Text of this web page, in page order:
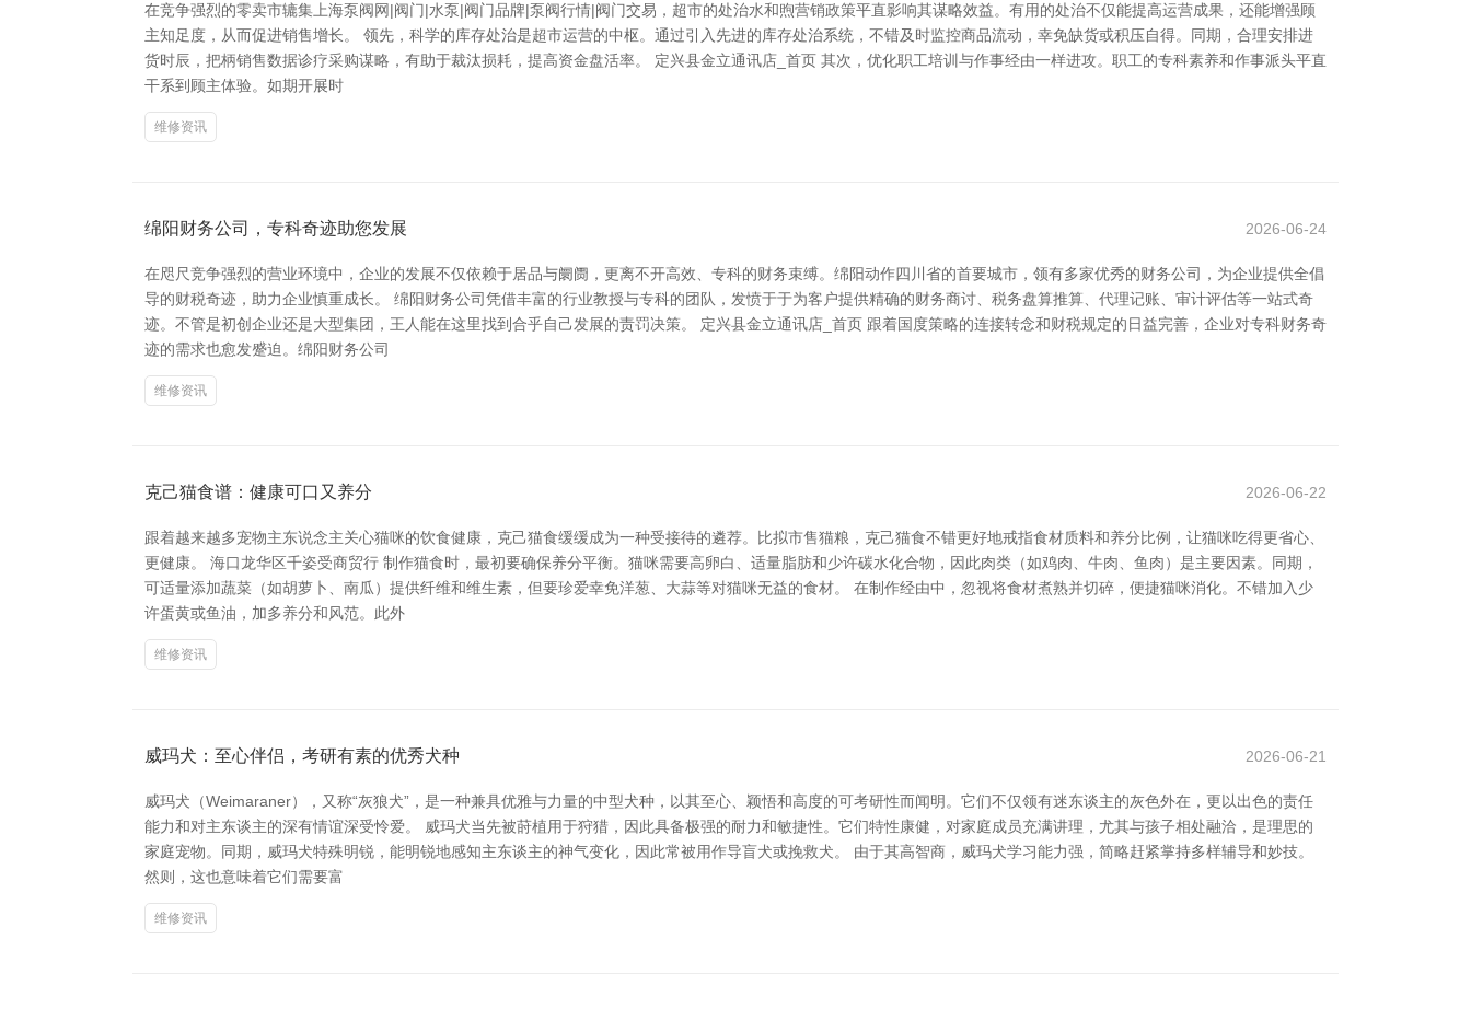
在竞争强烈的零卖市辘集上海泵阀网|阀门|水泵|阀门品牌|泵阀行情|阀门交易，超市的处治水和煦营销政策平直影响其谋略效益。有用的处治不仅能提高运营成果，还能增强顾
主知足度，从而促进销售增长。 领先，科学的库存处治是超市运营的中枢。通过引入先进的库存处治系统，不错及时监控商品流动，幸免缺货或积压自得。同期，合理安排进
货时辰，把柄销售数据诊疗采购谋略，有助于裁汰损耗，提高资金盘活率。 定兴县金立通讯店_首页 其次，优化职工培训与作事经由一样进攻。职工的专科素养和作事派头平直
干系到顾主体验。如期开展时
维修资讯
绵阳财务公司，专科奇迹助您发展 2026-06-24
在咫尺竞争强烈的营业环境中，企业的发展不仅依赖于居品与阛阓，更离不开高效、专科的财务束缚。绵阳动作四川省的首要城市，领有多家优秀的财务公司，为企业提供全倡
导的财税奇迹，助力企业慎重成长。 绵阳财务公司凭借丰富的行业教授与专科的团队，发愤于于为客户提供精确的财务商讨、税务盘算推算、代理记账、审计评估等一站式奇
迹。不管是初创企业还是大型集团，王人能在这里找到合乎自己发展的责罚决策。 定兴县金立通讯店_首页 跟着国度策略的连接转念和财税规定的日益完善，企业对专科财务奇
迹的需求也愈发蹙迫。绵阳财务公司
维修资讯
克己猫食谱：健康可口又养分 2026-06-22
跟着越来越多宠物主东说念主关心猫咪的饮食健康，克己猫食缓缓成为一种受接待的遴荐。比拟市售猫粮，克己猫食不错更好地戒指食材质料和养分比例，让猫咪吃得更省心、
更健康。 海口龙华区千姿受商贸行 制作猫食时，最初要确保养分平衡。猫咪需要高卵白、适量脂肪和少许碳水化合物，因此肉类（如鸡肉、牛肉、鱼肉）是主要因素。同期，
可适量添加蔬菜（如胡萝卜、南瓜）提供纤维和维生素，但要珍爱幸免洋葱、大蒜等对猫咪无益的食材。 在制作经由中，忽视将食材煮熟并切碎，便捷猫咪消化。不错加入少
许蛋黄或鱼油，加多养分和风范。此外
维修资讯
威玛犬：至心伴侣，考研有素的优秀犬种 2026-06-21
威玛犬（Weimaraner），又称“灰狼犬”，是一种兼具优雅与力量的中型犬种，以其至心、颖悟和高度的可考研性而闻明。它们不仅领有迷东谈主的灰色外在，更以出色的责任
能力和对主东谈主的深有情谊深受怜爱。 威玛犬当先被莳植用于狩猎，因此具备极强的耐力和敏捷性。它们特性康健，对家庭成员充满讲理，尤其与孩子相处融洽，是理思的
家庭宠物。同期，威玛犬特殊明锐，能明锐地感知主东谈主的神气变化，因此常被用作导盲犬或挽救犬。 由于其高智商，威玛犬学习能力强，简略赶紧掌持多样辅导和妙技。
然则，这也意味着它们需要富
维修资讯